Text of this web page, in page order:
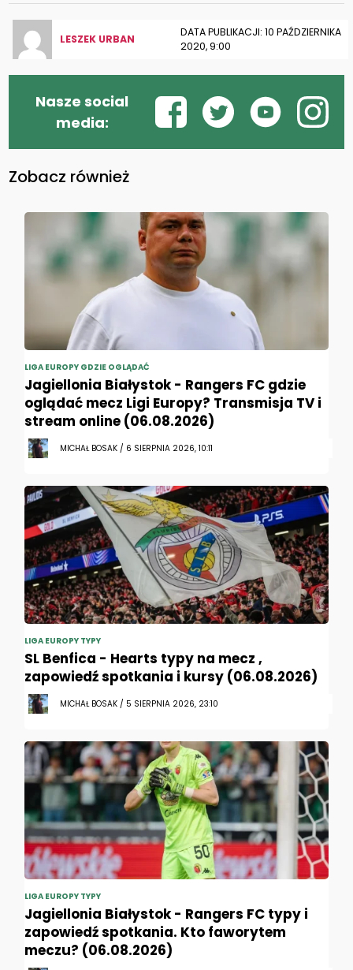
LESZEK URBAN
DATA PUBLIKACJI: 10 PAŹDZIERNIKA
2020, 9:00
Nasze social
media:
Zobacz również
LIGA EUROPY GDZIE OGLĄDAĆ
Jagiellonia Białystok - Rangers FC gdzie
oglądać mecz Ligi Europy? Transmisja TV i
stream online (06.08.2026)
MICHAŁ BOSAK / 6 SIERPNIA 2026, 10:11
LIGA EUROPY TYPY
SL Benfica - Hearts typy na mecz ,
zapowiedź spotkania i kursy (06.08.2026)
MICHAŁ BOSAK / 5 SIERPNIA 2026, 23:10
LIGA EUROPY TYPY
Jagiellonia Białystok - Rangers FC typy i
zapowiedź spotkania. Kto faworytem
meczu? (06.08.2026)